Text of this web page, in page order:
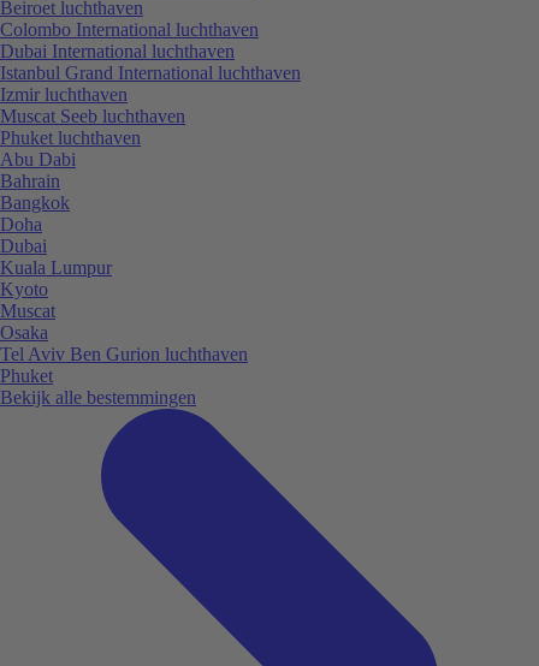
Beiroet luchthaven
Colombo International luchthaven
Dubai International luchthaven
Istanbul Grand International luchthaven
Izmir luchthaven
Muscat Seeb luchthaven
Phuket luchthaven
Abu Dabi
Bahrain
Bangkok
Doha
Dubai
Kuala Lumpur
Kyoto
Muscat
Osaka
Tel Aviv Ben Gurion luchthaven
Phuket
Bekijk alle bestemmingen